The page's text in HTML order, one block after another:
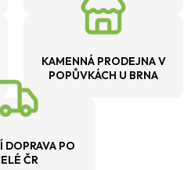
KAMENNÁ PRODEJNA V
POPŮVKÁCH U BRNA
DOPRAVA PO
ČR